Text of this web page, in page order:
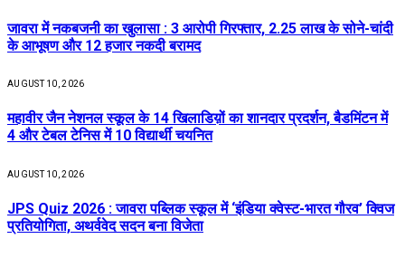
जावरा में नकबजनी का खुलासा : 3 आरोपी गिरफ्तार, 2.25 लाख के सोने-चांदी
के आभूषण और 12 हजार नकदी बरामद
AUGUST 10, 2026
महावीर जैन नेशनल स्कूल के 14 खिलाडिय़ों का शानदार प्रदर्शन, बैडमिंटन में
4 और टेबल टेनिस में 10 विद्यार्थी चयनित
AUGUST 10, 2026
JPS Quiz 2026 : जावरा पब्लिक स्कूल में ‘इंडिया क्वेस्ट-भारत गौरव’ क्विज
प्रतियोगिता, अथर्ववेद सदन बना विजेता